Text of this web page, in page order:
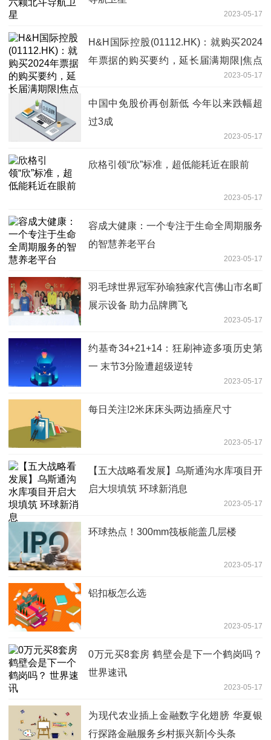
2023-05-17
H&H国际控股(01112.HK)：就购买2024
年票据的购买要约，延长届满期限|焦点
2023-05-17
中国中免股价再创新低 今年以来跌幅超
过3成
2023-05-17
欣格引领“欣”标准，超低能耗近在眼前
2023-05-17
容成大健康：一个专注于生命全周期服务
的智慧养老平台
2023-05-17
羽毛球世界冠军孙瑜独家代言佛山市名町
展示设备 助力品牌腾飞
2023-05-17
约基奇34+21+14：狂刷神迹多项历史第
一 末节3分险遭超级逆转
2023-05-17
每日关注!2米床床头两边插座尺寸
2023-05-17
【五大战略看发展】乌斯通沟水库项目开
启大坝填筑 环球新消息
2023-05-17
环球热点！300mm筏板能盖几层楼
2023-05-17
铝扣板怎么选
2023-05-17
0万元买8套房 鹤壁会是下一个鹤岗吗？
世界速讯
2023-05-17
为现代农业插上金融数字化翅膀 华夏银
行探路金融服务乡村振兴新|今头条